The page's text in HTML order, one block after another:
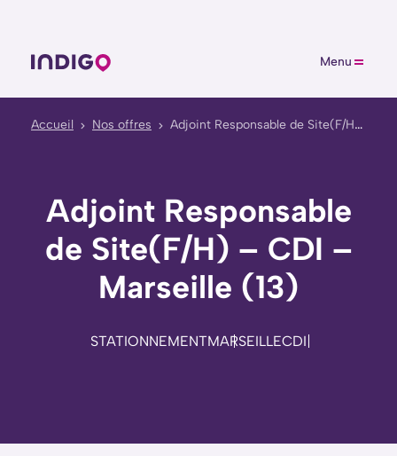
Menu
Accueil Nos offres Adjoint Responsable de Site(F/H) – CDI – Marseille (13)
Adjoint Responsable
de Site(F/H) – CDI –
Marseille (13)
STATIONNEMENTMARSEILLECDI